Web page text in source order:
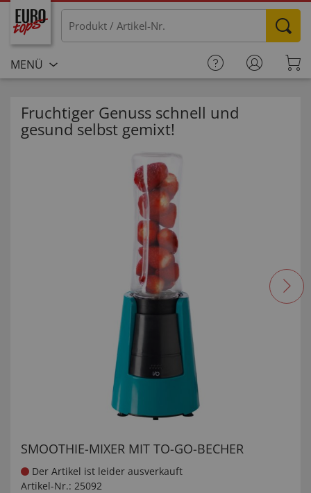
MENÜ
Fruchtiger Genuss schnell und
gesund selbst gemixt!
SMOOTHIE-MIXER MIT TO-GO-BECHER
Der Artikel ist leider ausverkauft
Artikel-Nr.: 25092